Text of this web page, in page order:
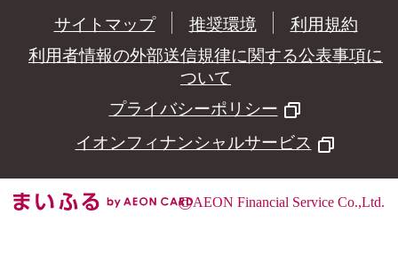
サイトマップ 推奨環境
利用規約
利用者情報の外部送信規律に関する公表事項に
ついて
プライバシーポリシー
イオンフィナンシャルサービス
©AEON Financial Service Co.,Ltd.